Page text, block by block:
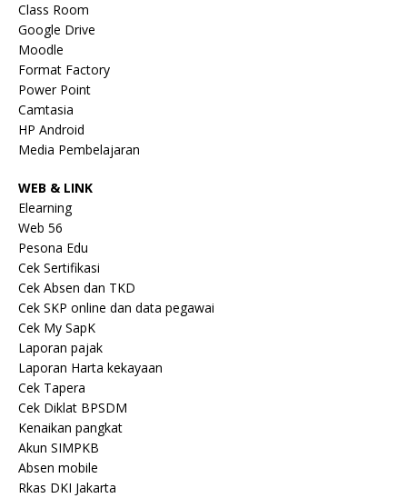
Class Room
Google Drive
Moodle
Format Factory
Power Point
Camtasia
HP Android
Media Pembelajaran
WEB & LINK
Elearning
Web 56
Pesona Edu
Cek Sertifikasi
Cek Absen dan TKD
Cek SKP online dan data pegawai
Cek My SapK
Laporan pajak
Laporan Harta kekayaan
Cek Tapera
Cek Diklat BPSDM
Kenaikan pangkat
Akun SIMPKB
Absen mobile
Rkas DKI Jakarta